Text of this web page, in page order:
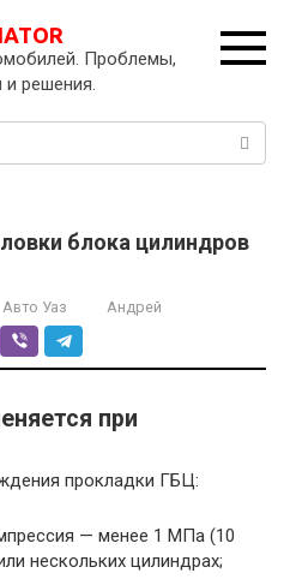
Проблемы,
и решения.
блока цилиндров
Авто Уаз Андрей
при
прокладки ГБЦ:
— менее 1 МПа (10
нескольких цилиндрах;